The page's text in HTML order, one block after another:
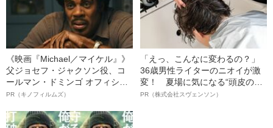
《映画『Michael／マイケル』》
父ジョセフ・ジャクソン役、コ
ールマン・ドミンゴ オフィシャ
ルインタビュー“観客を魅了した
語る”《日本興収70億円突破》
PR（キノフィルムズ）
「えっ、こんなに変わるの？」
36歳男性ライターのニオイが激
変！ 夏場に気になる“頭皮のニ
オイ”や“ベタつき”を解消す
PR（株式会社スヴェンソン）